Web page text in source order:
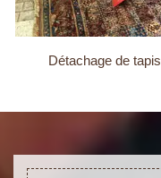
Détachage de tapis